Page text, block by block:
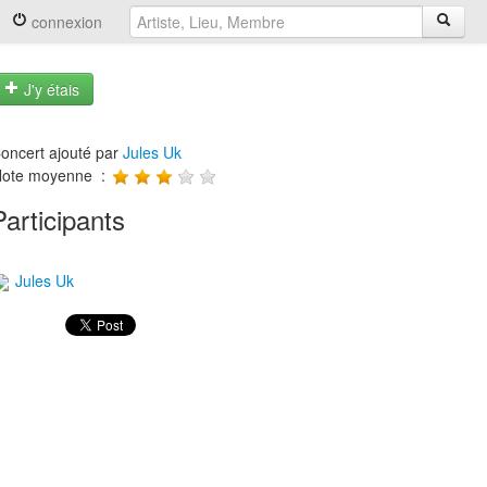
connexion
J'y étais
ajouté parJules Uk
moyenne :
Jules Uk